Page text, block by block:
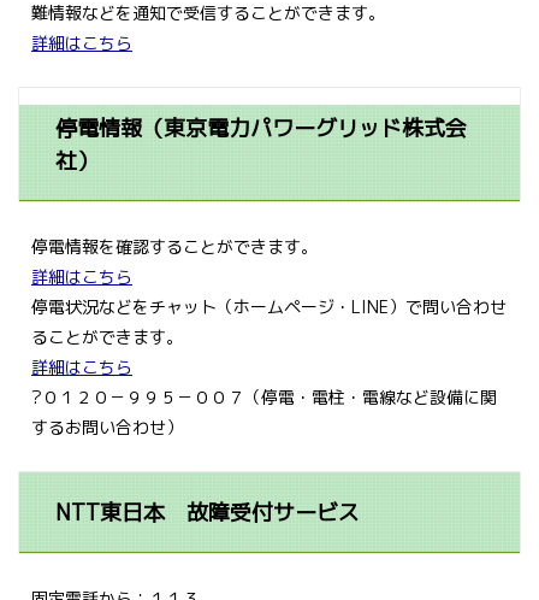
難情報などを通知で受信することができます。
詳細はこちら
停電情報（東京電力パワーグリッド株式会
社）
停電情報を確認することができます。
詳細はこちら
停電状況などをチャット（ホームページ・LINE）で問い合わせ
ることができます。
詳細はこちら
?０１２０－９９５－００７（停電・電柱・電線など設備に関
するお問い合わせ）
NTT東日本 故障受付サービス